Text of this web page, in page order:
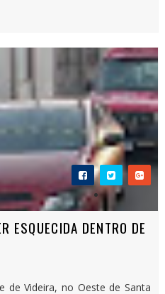
ESQUECIDA DENTRO DE
de Videira, no Oeste de Santa